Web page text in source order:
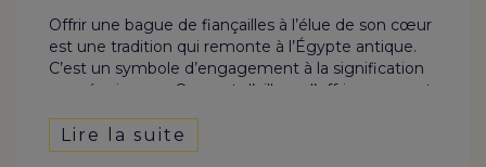
Offrir une bague de fiançailles à l’élue de son cœur
est une tradition qui remonte à l’Égypte antique.
C’est un symbole d’engagement à la signification
sans équivoque. On peut d’ailleurs l’offrir en posant
m’épouser ? Mais il y a mille façons d’offrir cette
bague à sa chère et tendre.
Lire la suite